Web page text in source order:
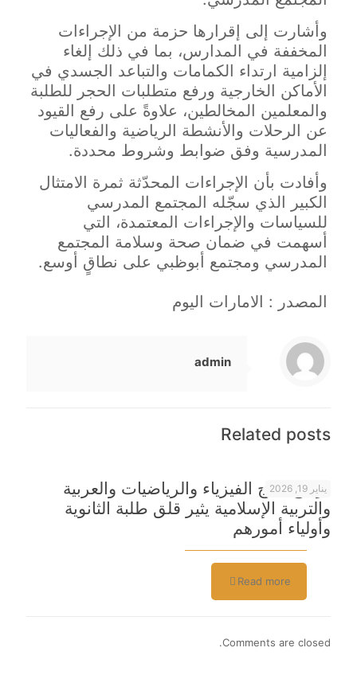
وأشارت إلى إقرارها حزمة من الإجراءات
المخففة في المدارس، بما في ذلك إلغاء
إلزامية ارتداء الكمامات والتباعد الجسدي في
الأماكن الخارجية ورفع متطلبات الحجر للطلبة
والمعلمين المخالطين، علاوةً على رفع القيود
عن الرحلات والأنشطة الرياضية والفعاليات
المدرسية وفق ضوابط وشروط محددة.
وأفادت بأن الإجراءات المحدّثة ثمرة الامتثال
الكبير الذي سجّله المجتمع المدرسي
للسياسات والإجراءات المعتمدة، التي
أسهمت في ضمان صحة وسلامة المجتمع
المدرسي ومجتمع أبوظبي على نطاقٍ أوسع.
المصدر : الامارات اليوم
admin
Related posts
يناير 19, 2026
تراجع نتائج الفيزياء والرياضيات والعربية
والتربية الإسلامية يثير قلق طلبة الثانوية
وأولياء أمورهم
Read more
Comments are closed.